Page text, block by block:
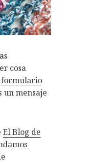
cosa
un mensaje
El Blog de